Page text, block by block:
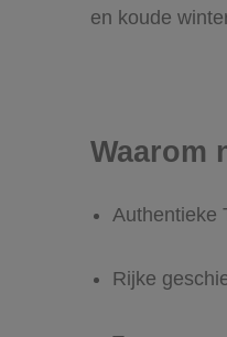
en koude
Waarom
Authentieke
Rijke